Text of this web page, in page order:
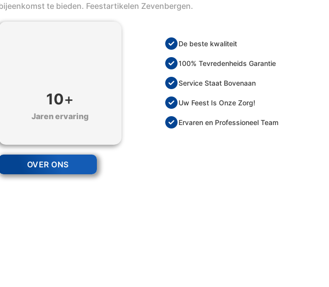
te bieden. Feestartikelen Zevenbergen.
10+
Jaren ervaring
De beste kwaliteit
100% Tevredenheids Garantie
Service Staat Bovenaan
Uw Feest Is Onze Zorg!
Ervaren en Professioneel Team
OVER ONS